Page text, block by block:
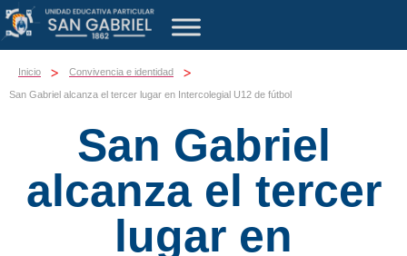
Inicio > Convivencia e identidad >
San Gabriel alcanza el tercer lugar en Intercolegial U12 de fútbol
San Gabriel
alcanza el tercer
lugar en